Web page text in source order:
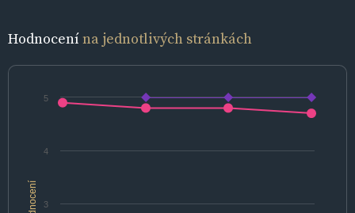
Hodnocenína jednotlivých stránkách
hodnocení 3
4
5